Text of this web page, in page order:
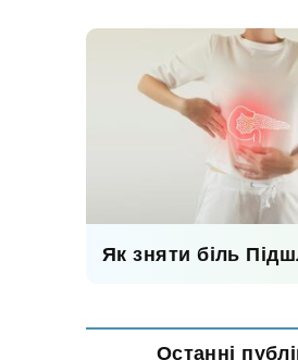
Як зняти біль
Останні